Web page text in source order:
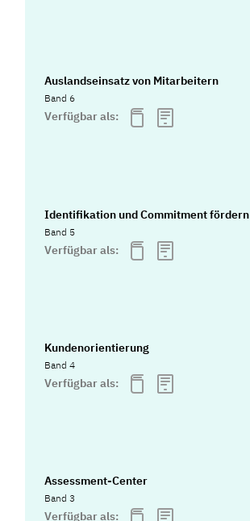
Auslandseinsatz von Mitarbeitern
Band 6
Verfügbar als:
Identifikation und Commitment fördern
Band 5
Verfügbar als:
Kundenorientierung
Band 4
Verfügbar als:
Assessment-Center
Band 3
Verfügbar als: